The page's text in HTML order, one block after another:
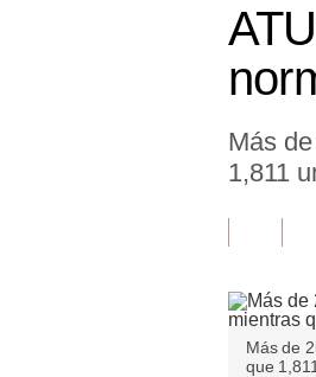
Más
1,811
Más de
que